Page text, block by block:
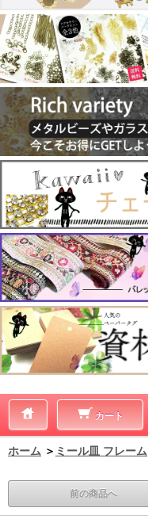
カート
ホーム ＞ ミール皿 フレーム
前の商品へ